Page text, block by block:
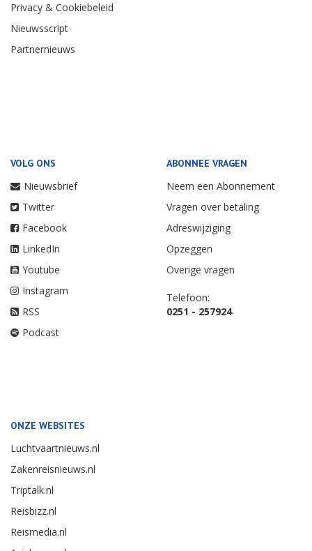
Privacy & Cookiebeleid
Nieuwsscript
Partnernieuws
VOLG ONS
Nieuwsbrief
Twitter
Facebook
LinkedIn
Youtube
Instagram
RSS
Podcast
ABONNEE VRAGEN
Neem een Abonnement
Vragen over betaling
Adreswijziging
Opzeggen
Overige vragen
Telefoon:
0251 - 257924
ONZE WEBSITES
Luchtvaartnieuws.nl
Zakenreisnieuws.nl
Triptalk.nl
Reisbizz.nl
Reismedia.nl